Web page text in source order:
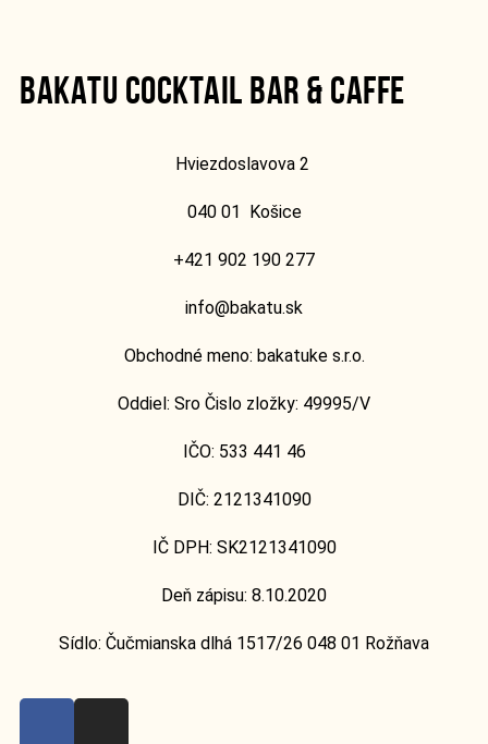
BAKATU COCKTAIL BAR & CAFFE
Hviezdoslavova 2
040 01 Košice
+421 902 190 277
info@bakatu.sk
Obchodné meno: bakatuke s.r.o.
Oddiel: Sro Čislo zložky: 49995/V
IČO: 533 441 46
DIČ: 2121341090
IČ DPH: SK2121341090
Deň zápisu: 8.10.2020
Sídlo: Čučmianska dlhá 1517/26 048 01 Rožňava